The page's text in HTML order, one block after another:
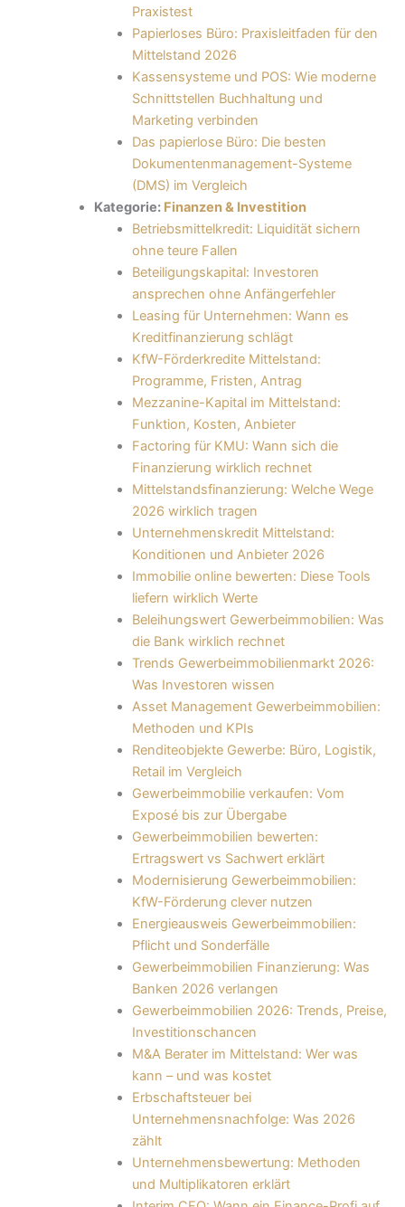
Praxistest
Papierloses Büro: Praxisleitfaden für den
Mittelstand 2026
Kassensysteme und POS: Wie moderne
Schnittstellen Buchhaltung und
Marketing verbinden
Das papierlose Büro: Die besten
Dokumentenmanagement-Systeme
(DMS) im Vergleich
Kategorie: Finanzen & Investition
Betriebsmittelkredit: Liquidität sichern
ohne teure Fallen
Beteiligungskapital: Investoren
ansprechen ohne Anfängerfehler
Leasing für Unternehmen: Wann es
Kreditfinanzierung schlägt
KfW-Förderkredite Mittelstand:
Programme, Fristen, Antrag
Mezzanine-Kapital im Mittelstand:
Funktion, Kosten, Anbieter
Factoring für KMU: Wann sich die
Finanzierung wirklich rechnet
Mittelstandsfinanzierung: Welche Wege
2026 wirklich tragen
Unternehmenskredit Mittelstand:
Konditionen und Anbieter 2026
Immobilie online bewerten: Diese Tools
liefern wirklich Werte
Beleihungswert Gewerbeimmobilien: Was
die Bank wirklich rechnet
Trends Gewerbeimmobilienmarkt 2026:
Was Investoren wissen
Asset Management Gewerbeimmobilien:
Methoden und KPIs
Renditeobjekte Gewerbe: Büro, Logistik,
Retail im Vergleich
Gewerbeimmobilie verkaufen: Vom
Exposé bis zur Übergabe
Gewerbeimmobilien bewerten:
Ertragswert vs Sachwert erklärt
Modernisierung Gewerbeimmobilien:
KfW-Förderung clever nutzen
Energieausweis Gewerbeimmobilien:
Pflicht und Sonderfälle
Gewerbeimmobilien Finanzierung: Was
Banken 2026 verlangen
Gewerbeimmobilien 2026: Trends, Preise,
Investitionschancen
M&A Berater im Mittelstand: Wer was
kann – und was kostet
Erbschaftsteuer bei
Unternehmensnachfolge: Was 2026
zählt
Unternehmensbewertung: Methoden
und Multiplikatoren erklärt